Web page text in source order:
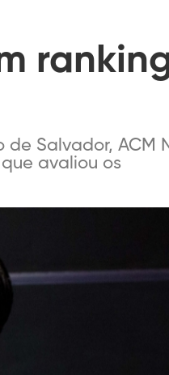
de Salvador, ACM
avaliou os